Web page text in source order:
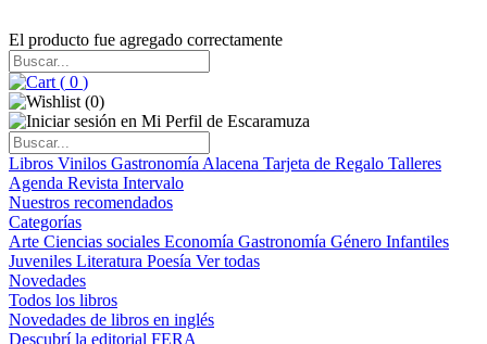
El producto fue agregado correctamente
( 0 )
(0)
Libros Vinilos Gastronomía Alacena Tarjeta de Regalo Talleres
Agenda Revista Intervalo
Nuestros recomendados
Categorías
Arte Ciencias sociales Economía Gastronomía Género Infantiles
Juveniles Literatura Poesía Ver todas
Novedades
Todos los libros
Novedades de libros en inglés
Descubrí la editorial FERA